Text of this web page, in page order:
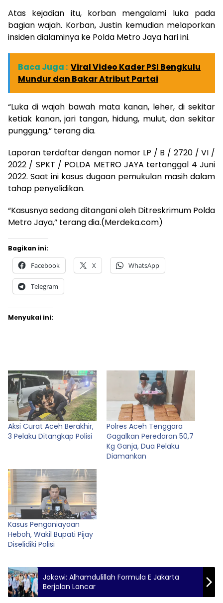
Atas kejadian itu, korban mengalami luka pada
bagian wajah. Korban, Justin kemudian melaporkan
insiden dialaminya ke Polda Metro Jaya hari ini.
Baca Juga : Viral Video Kader PSI Bengkulu
Mundur dan Bakar Atribut Partai
“Luka di wajah bawah mata kanan, leher, di sekitar
ketiak kanan, jari tangan, hidung, mulut, dan sekitar
punggung,” terang dia.
Laporan terdaftar dengan nomor LP / B / 2720 / VI /
2022 / SPKT / POLDA METRO JAYA tertanggal 4 Juni
2022. Saat ini kasus dugaan pemukulan masih dalam
tahap penyelidikan.
“Kasusnya sedang ditangani oleh Ditreskrimum Polda
Metro Jaya,” terang dia.(Merdeka.com)
Bagikan ini:
Facebook X WhatsApp
Telegram
Menyukai ini:
Aksi Curat Aceh Berakhir,
3 Pelaku Ditangkap Polisi
Polres Aceh Tenggara
Gagalkan Peredaran 50,7
Kg Ganja, Dua Pelaku
Diamankan
Kasus Penganiayaan
Heboh, Wakil Bupati Pijay
Diselidiki Polisi
Jokowi: Alhamdulillah Formula E Jakarta
Berjalan Lancar